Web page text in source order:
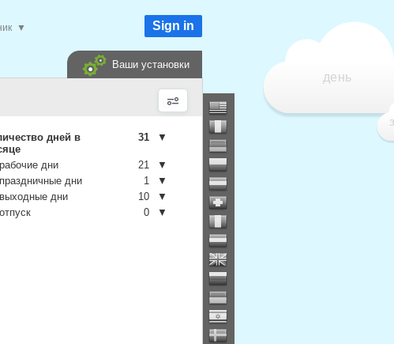
день
▼ Sign in
Ваши установки
дней в
31 ▼
рабочие дни 21
▼
праздничные дни
1
▼
выходные дни
10
▼
отпуск
0 ▼